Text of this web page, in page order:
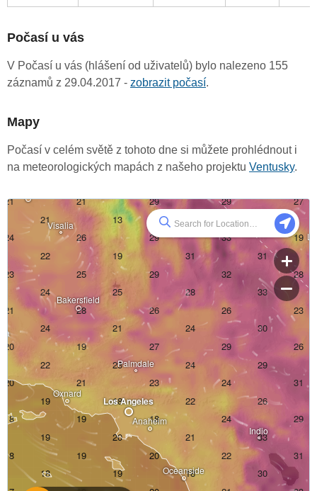
Počasí u vás
V Počasí u vás (hlášení od uživatelů) bylo nalezeno 155
záznamů z 29.04.2017 - zobrazit počasí.
Mapy
Počasí v celém světě z tohoto dne si můžete prohlédnout i
na meteorologických mapách z našeho projektu Ventusky.